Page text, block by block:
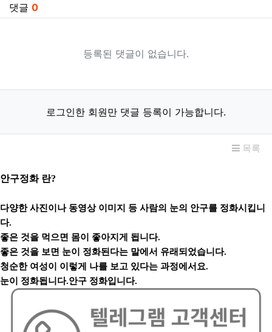
댓글 0
등록된 댓글이 없습니다.
로그인한 회원만 댓글 등록이 가능합니다.
목록
안구정화 란?
다양한 사진이나 동영상 이미지 등 사람의 눈의 안구를 정화시킵니
다.
좋은 것을 먹으면 몸이 좋아지게 됩니다.
좋은 것을 보면 눈이 정화된다는 말에서 유래되었습니다.
청순한 여성이 이렇게 나를 보고 있다는 과정에서요.
눈이 정화됩니다.안구 정화입니다.